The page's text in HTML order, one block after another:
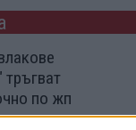
по жп